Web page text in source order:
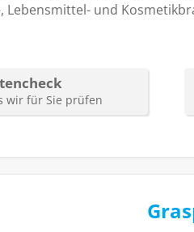
Lebensmittel- und